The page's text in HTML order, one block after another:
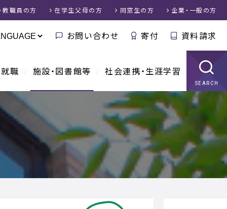
職 施設・図書館等 社会連携・生涯学習
SEARCH
教職員 の方 在学生父母の方 同窓生の方 企業・一般の方
お問い合わせ 寄付 資料請求